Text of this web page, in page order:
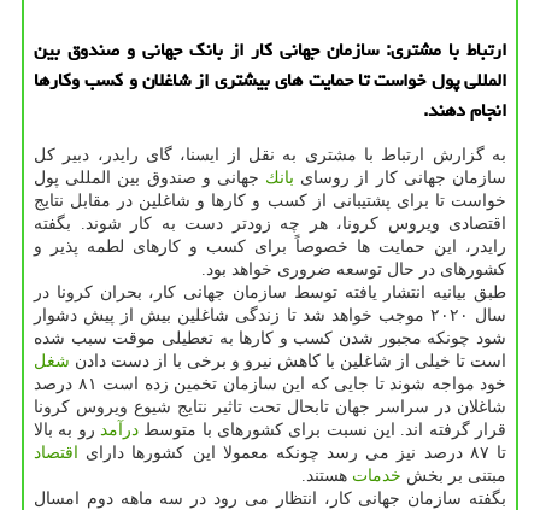
ارتباط با مشتری: سازمان جهانی كار از بانك جهانی و صندوق بین
المللی پول خواست تا حمایت های بیشتری از شاغلان و كسب وكارها
انجام دهند.
به گزارش ارتباط با مشتری به نقل از ایسنا، گای رایدر، دبیر كل
سازمان جهانی كار از روسای بانك جهانی و صندوق بین المللی پول
خواست تا برای پشتیبانی از كسب و كارها و شاغلین در مقابل نتایج
اقتصادی ویروس كرونا، هر چه زودتر دست به كار شوند. بگفته
رایدر، این حمایت ها خصوصاً برای كسب و كارهای لطمه پذیر و
كشورهای در حال توسعه ضروری خواهد بود.
طبق بیانیه انتشار یافته توسط سازمان جهانی كار، بحران كرونا در
سال ۲۰۲۰ موجب خواهد شد تا زندگی شاغلین بیش از پیش دشوار
شود چونكه مجبور شدن كسب و كارها به تعطیلی موقت سبب شده
است تا خیلی از شاغلین با كاهش نیرو و برخی با از دست دادن شغل
خود مواجه شوند تا جایی كه این سازمان تخمین زده است ۸۱ درصد
شاغلان در سراسر جهان تابحال تحت تاثیر نتایج شیوع ویروس كرونا
قرار گرفته اند. این نسبت برای كشورهای با متوسط درآمد رو به بالا
تا ۸۷ درصد نیز می رسد چونكه معمولا این كشورها دارای
اقتصاد
مبتنی بر بخش خدمات هستند.
بگفته سازمان جهانی كار، انتظار می رود در سه ماهه دوم امسال